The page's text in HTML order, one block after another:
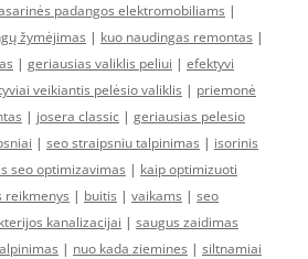
padangos elektromobiliams |
žymėjimas | kuo naudingas remontas |
| geriausias valiklis peliui | efektyvi
veikiantis pelėsio valiklis | priemonė
| josera classic | geriausias pelesio
| seo straipsniu talpinimas | isorinis
seo optimizavimas | kaip optimizuoti
reikmenys | buitis | vaikams | seo
kanalizacijai | saugus zaidimas
| nuo kada ziemines | siltnamiai